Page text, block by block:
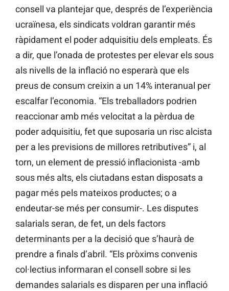
consell va plantejar que, després de l’experiència
ucraïnesa, els sindicats voldran garantir més
ràpidament el poder adquisitiu dels empleats. És
a dir, que l’onada de protestes per elevar els sous
als nivells de la inflació no esperarà que els
preus de consum creixin a un 14% interanual per
escalfar l’economia. “Els treballadors podrien
reaccionar amb més velocitat a la pèrdua de
poder adquisitiu, fet que suposaria un risc alcista
per a les previsions de millores retributives” i, al
torn, un element de pressió inflacionista -amb
sous més alts, els ciutadans estan disposats a
pagar més pels mateixos productes; o a
endeutar-se més per consumir-. Les disputes
salarials seran, de fet, un dels factors
determinants per a la decisió que s’haurà de
prendre a finals d’abril. “Els pròxims convenis
col·lectius informaran el consell sobre si les
demandes salarials es disparen per una inflació